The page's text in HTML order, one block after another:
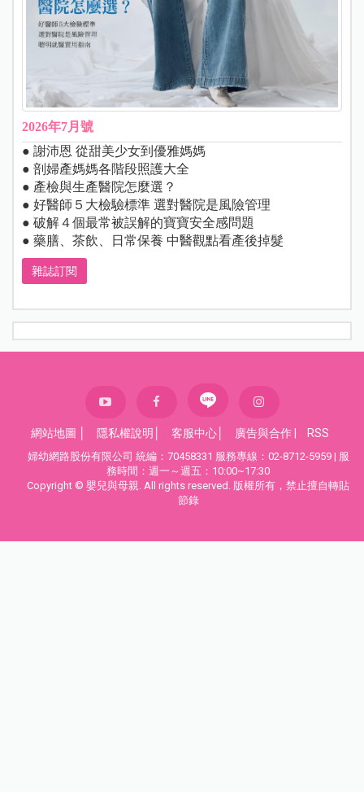
2026年7月號
● 謝沛恩 從甜美少女到優雅媽媽
● 剖婦產媽媽各階段照護大全
● 產檢與生產醫院怎麼選？
● 好醫師５大檢驗標準 選對醫院是風險管理
● 破解４個最常被誤解的寶寶安全感問題
● 藥膳、茶飲、日常保養 中醫觀點看產後掉髮
雜誌訂閱
網站地圖 隱私權說明 客服中心 廣告與合作 RSS
婦幼網路股份有限公司 統編：70458331 服務專線：02-8712-5959 | 服
務時間：週一～週五：10:00~17:30
Copyright © 嬰兒與母親. All rights reserved. 版權所有，禁止擅自轉貼
節錄